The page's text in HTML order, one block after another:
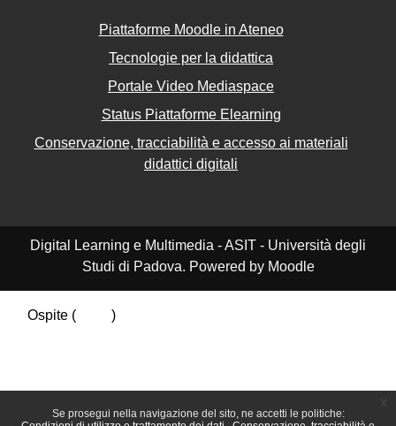
Se prosegui nella navigazione del sito, ne accetti le politiche:
Piattaforme Moodle in Ateneo
Tecnologie per la didattica
Portale Video Mediaspace
Status Piattaforme Elearning
Conservazione, tracciabilità e accesso ai materiali
didattici digitali
Digital Learning e Multimedia - ASIT - Università degli
Studi di Padova. Powered by Moodle
Ospite (
)